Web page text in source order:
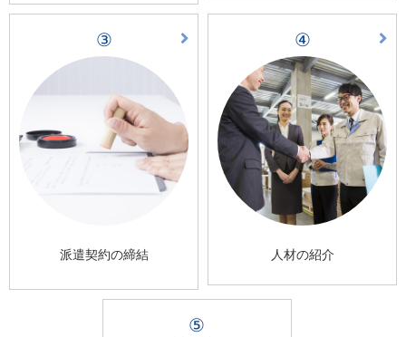
③
派遣契約の締結
④
人材の紹介
⑤